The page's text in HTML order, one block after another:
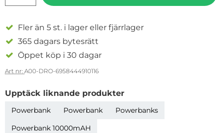
Fler än 5 st. i lager eller fjärrlager
365 dagars bytesrätt
Öppet köp i 30 dagar
Art nr: A00-DRO-6958444910116
Upptäck liknande produkter
Powerbank Powerbank
Powerbanks
Powerbank 10000mAH